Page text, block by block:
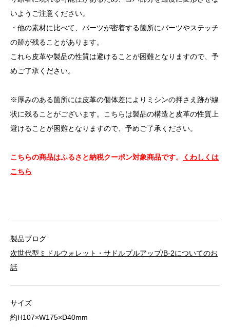
いようご注意ください。
・他の素材に比べて、パーツが密着する箇所にパーツやステッチ
の跡が残ることがあります。
これら皮革や製品の性質は避けることが困難となりますので、予
めご了承ください。
※厚みのある箇所には皮革の個体差によりミシンの押さえ跡が線
状に残ることがございます。こちらは製品の構造と皮革の性質上
避けることが困難となりますので、予めご了承ください。
こちらの商品はふるさと納税クーポン対象商品です。
くわしくは
こちら
製品ブログ
次世代型ミドルウォレット・サドルプルアップ/B-2についてのお
話
サイズ
約H107×W175×D40mm